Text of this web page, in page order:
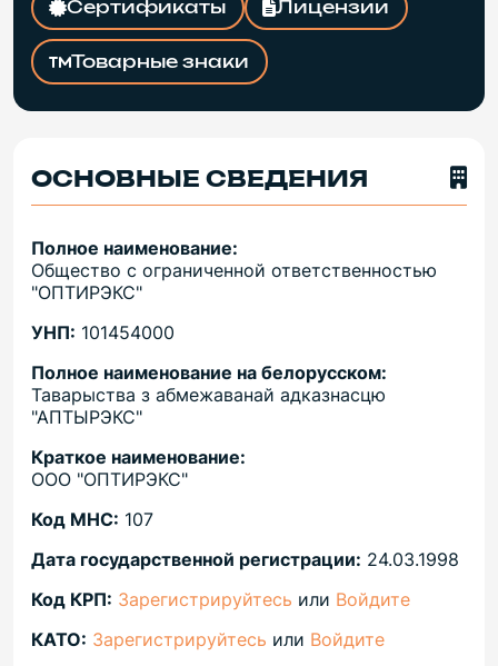
Сертификаты Лицензии
Товарные знаки
ОСНОВНЫЕ СВЕДЕНИЯ
Полное наименование:
Общество с ограниченной ответственностью
"ОПТИРЭКС"
УНП: 101454000
Полное наименование на белорусском:
Таварыства з абмежаванай адказнасцю
"АПТЫРЭКС"
Краткое наименование:
ООО "ОПТИРЭКС"
Код МНС: 107
Дата государственной регистрации: 24.03.1998
Код КРП: Зарегистрируйтесь или Войдите
КАТО: Зарегистрируйтесь или Войдите